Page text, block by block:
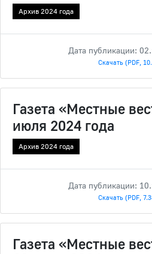
Архив 2024 года
Дата публикации:
Скачать (PDF,
Газета «Местные
июля 2024 года
Архив 2024 года
Дата публикации:
Скачать (PDF,
Газета «Местные